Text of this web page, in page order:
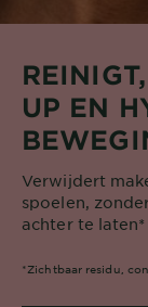
UP EN
Verwijdert
spoelen,
achter te laten*
*Zichtbaar residu,